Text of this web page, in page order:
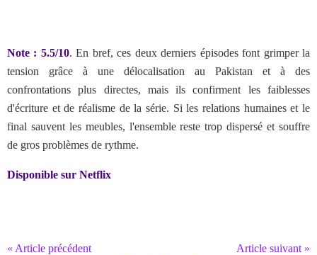
Note : 5.5/10. En bref,ces deux derniers épisodes font grimper la
tension grâce à une délocalisation au Pakistan et à des
confrontations plus directes, mais ils confirment les faiblesses
d'écriture et de réalisme de la série. Si les relations humaines et le
final sauvent les meubles, l'ensemble reste trop dispersé et souffre
de gros problèmes de rythme.
Disponible sur Netflix
« Article précédent
Article suivant »